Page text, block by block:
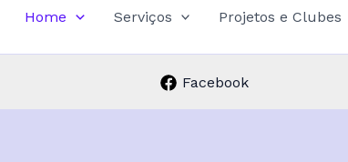
Home Serviços Projetos e Clubes
Facebook